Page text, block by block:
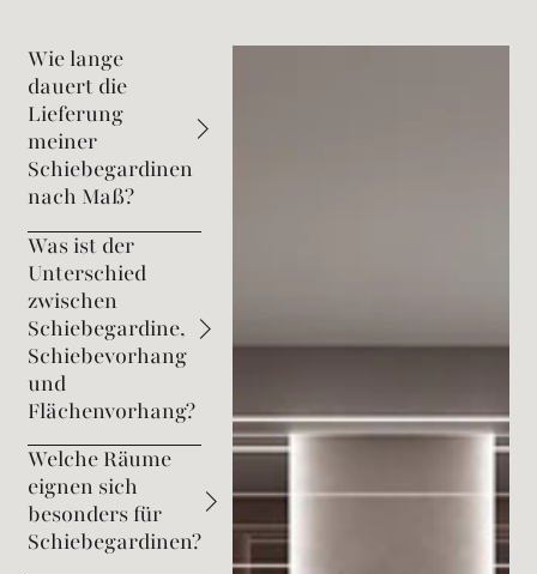
Wie lange
dauert die
Lieferung
meiner
Schiebegardinen
nach Maß?
Was ist der
Unterschied
zwischen
Schiebegardine,
Schiebevorhang
und
Flächenvorhang?
Welche Räume
eignen sich
besonders für
Schiebegardinen?